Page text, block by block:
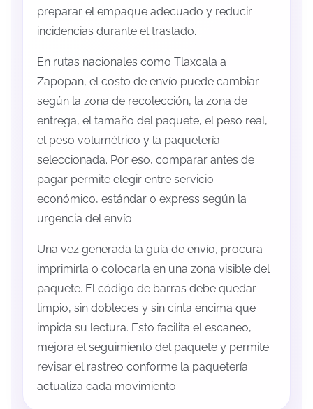
preparar el empaque adecuado y reducir
incidencias durante el traslado.
En rutas nacionales como Tlaxcala a
Zapopan, el costo de envío puede cambiar
según la zona de recolección, la zona de
entrega, el tamaño del paquete, el peso real,
el peso volumétrico y la paquetería
seleccionada. Por eso, comparar antes de
pagar permite elegir entre servicio
económico, estándar o express según la
urgencia del envío.
Una vez generada la guía de envío, procura
imprimirla o colocarla en una zona visible del
paquete. El código de barras debe quedar
limpio, sin dobleces y sin cinta encima que
impida su lectura. Esto facilita el escaneo,
mejora el seguimiento del paquete y permite
revisar el rastreo conforme la paquetería
actualiza cada movimiento.